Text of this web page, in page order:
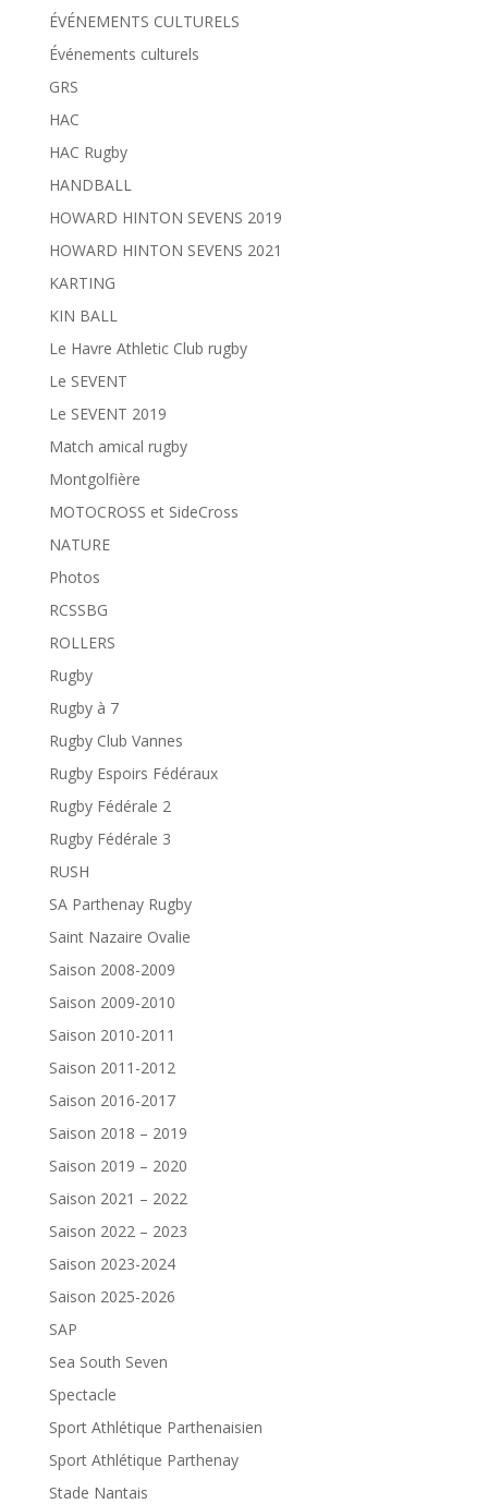
ÉVÉNEMENTS CULTURELS
Événements culturels
GRS
HAC
HAC Rugby
HANDBALL
HOWARD HINTON SEVENS 2019
HOWARD HINTON SEVENS 2021
KARTING
KIN BALL
Le Havre Athletic Club rugby
Le SEVENT
Le SEVENT 2019
Match amical rugby
Montgolfière
MOTOCROSS et SideCross
NATURE
Photos
RCSSBG
ROLLERS
Rugby
Rugby à 7
Rugby Club Vannes
Rugby Espoirs Fédéraux
Rugby Fédérale 2
Rugby Fédérale 3
RUSH
SA Parthenay Rugby
Saint Nazaire Ovalie
Saison 2008-2009
Saison 2009-2010
Saison 2010-2011
Saison 2011-2012
Saison 2016-2017
Saison 2018 – 2019
Saison 2019 – 2020
Saison 2021 – 2022
Saison 2022 – 2023
Saison 2023-2024
Saison 2025-2026
SAP
Sea South Seven
Spectacle
Sport Athlétique Parthenaisien
Sport Athlétique Parthenay
Stade Nantais